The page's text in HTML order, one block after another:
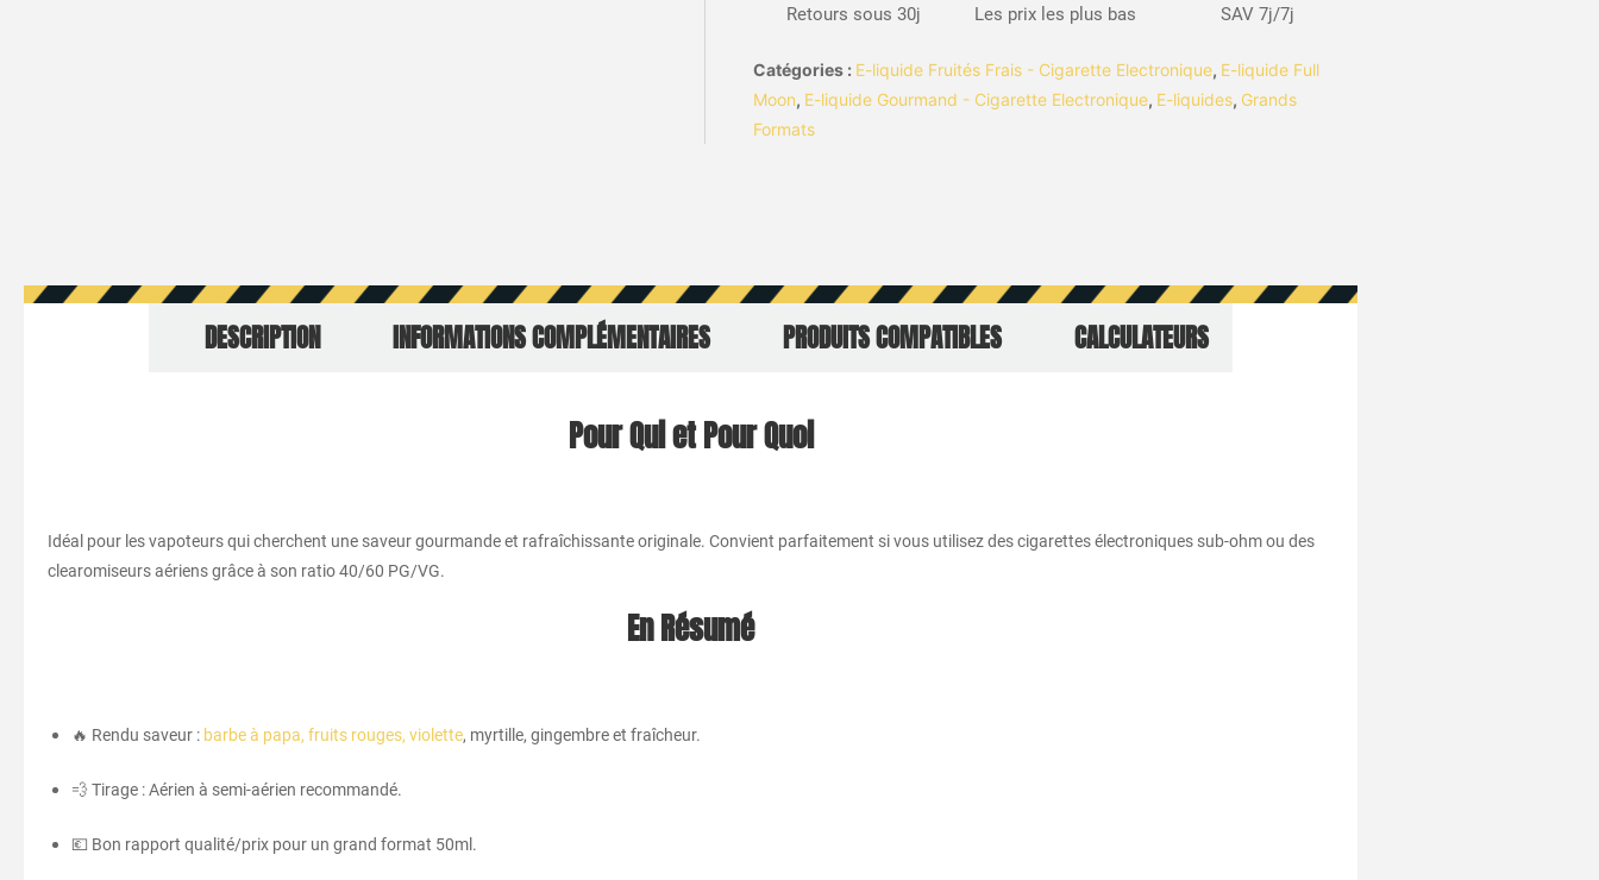
Retours sous 30j Les prix les plus bas SAV 7j/7j
Catégories : E-liquide Fruités Frais - Cigarette Electronique, E-liquide Full
Moon, E-liquide Gourmand - Cigarette Electronique, E-liquides, Grands
Formats
DESCRIPTION INFORMATIONS COMPLÉMENTAIRES PRODUITS COMPATIBLES CALCULATEURS
Pour Qui et Pour Quoi
Idéal pour les vapoteurs qui cherchent une saveur gourmande et rafraîchissante originale. Convient parfaitement si vous utilisez des cigarettes électroniques sub-ohm ou des
clearomiseurs aériens grâce à son ratio 40/60 PG/VG.
En Résumé
🔥 Rendu saveur : barbe à papa, fruits rouges, violette, myrtille, gingembre et fraîcheur.
💨 Tirage : Aérien à semi-aérien recommandé.
💶 Bon rapport qualité/prix pour un grand format 50ml.